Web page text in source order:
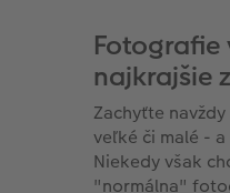
najkrajšie
Zachyťte
veľké či malé -
Niekedy však
"normálna"